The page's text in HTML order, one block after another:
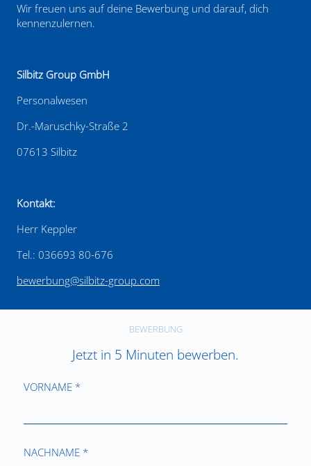
Wir freuen uns auf deine Bewerbung und darauf, dich
kennenzulernen.
Silbitz Group GmbH
Personalwesen
Dr.-Maruschky-Straße 2
07613 Silbitz
Kontakt:
Herr Keppler
Tel.: 036693 80-676
bewerbung@silbitz-group.com
BEWERBUNG
Jetzt in 5 Minuten bewerben.
VORNAME *
NACHNAME *